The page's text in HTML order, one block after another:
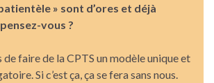
» sont d’ores et déjà
vous ?
faire de la CPTS un modèle unique et
Si c’est ça, ça se fera sans nous.